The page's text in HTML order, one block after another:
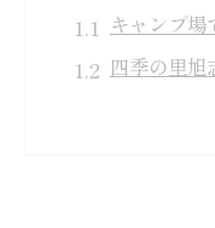
キャンプ場
四季の里旭